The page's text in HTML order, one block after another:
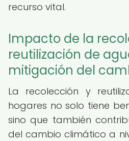
recurso vital.
Impacto de la
reutilización de
mitigación del
La recolección y
hogares no solo tiene
sino que también
del cambio climático a